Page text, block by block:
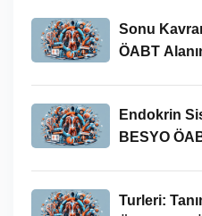
Sonu
ÖABT
Endokrin
BESYO
Turleri: